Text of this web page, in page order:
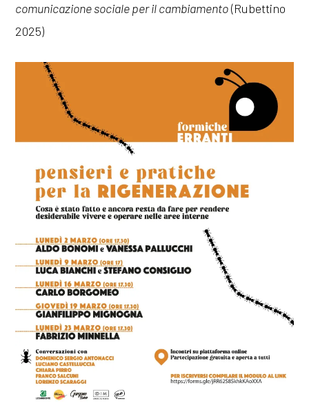
comunicazione sociale per il cambiamento(Rubettino
2025)